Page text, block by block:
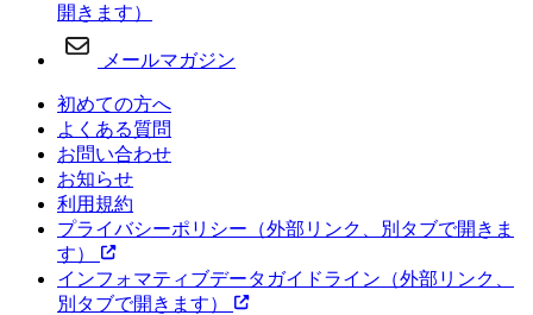
開きます）
メールマガジン
初めての方へ
よくある質問
お問い合わせ
お知らせ
利用規約
プライバシーポリシー （外部リンク、別タブで開きま
す）
インフォマティブデータガイドライン （外部リンク、
別タブで開きます）